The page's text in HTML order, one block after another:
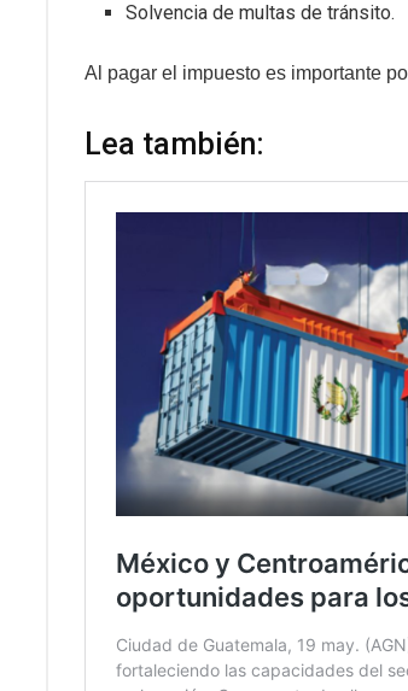
Solvencia de multas de tránsito.
Al pagar el impuesto es importante
Lea también: